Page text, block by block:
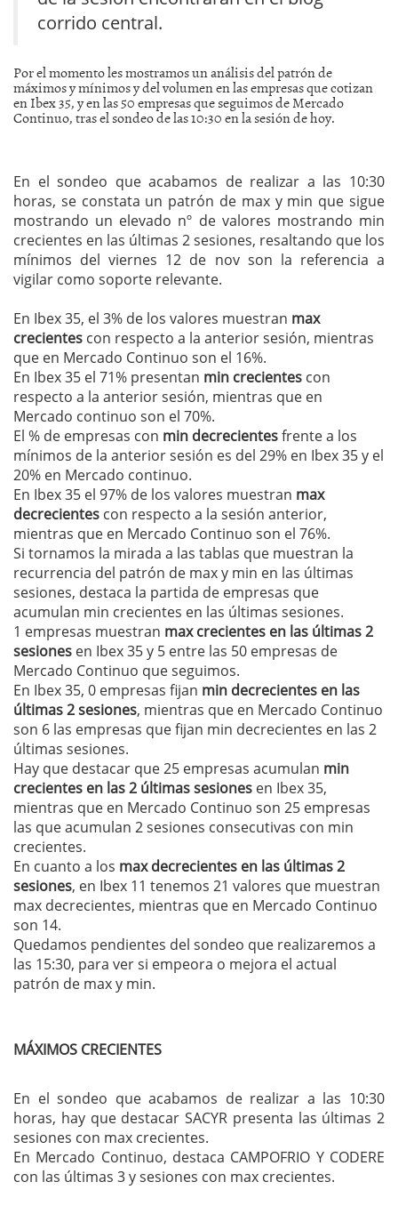
corrido central.
Por el momento les mostramos un análisis del patrón de
máximos y mínimos y del volumen en las empresas que cotizan
en Ibex 35, y en las 50 empresas que seguimos de Mercado
Continuo, tras el sondeo de las 10:30 en la sesión de hoy.
En el sondeo que acabamos de realizar a las 10:30
horas, se constata un patrón de max y min que sigue
mostrando un elevado nº de valores mostrando min
crecientes en las últimas 2 sesiones, resaltando que los
mínimos del viernes 12 de nov son la referencia a
vigilar como soporte relevante.
En Ibex 35, el 3% de los valores muestran max
crecientes con respecto a la anterior sesión, mientras
que en Mercado Continuo son el 16%.
En Ibex 35 el 71% presentan min crecientes con
respecto a la anterior sesión, mientras que en
Mercado continuo son el 70%.
El % de empresas con min decrecientesfrente a los
mínimos de la anterior sesión es del 29% en Ibex 35 y el
20% en Mercado continuo.
En Ibex 35 el 97% de los valores muestran max
decrecientes con respecto a la sesión anterior,
mientras que en Mercado Continuo son el 76%.
Si tornamos la mirada a las tablas que muestran la
recurrencia del patrón de max y min en las últimas
sesiones, destaca la partida de empresas que
acumulan min crecientes en las últimas sesiones.
1 empresas muestran max crecientes en las últimas 2
sesiones en Ibex 35 y 5 entre las 50 empresas de
Mercado Continuo que seguimos.
En Ibex 35, 0 empresas fijan min decrecientes en las
últimas 2 sesiones, mientras que en Mercado Continuo
son 6 las empresas que fijan min decrecientes en las 2
últimas sesiones.
Hay que destacar que 25 empresas acumulan min
crecientes en las 2 últimas sesiones en Ibex 35,
mientras que en Mercado Continuo son 25 empresas
las que acumulan 2 sesiones consecutivas con min
crecientes.
En cuanto a los max decrecientes en las últimas 2
sesiones, en Ibex 11 tenemos 21 valores que muestran
max decrecientes, mientras que en Mercado Continuo
son 14.
Quedamos pendientes del sondeo que realizaremos a
las 15:30, para ver si empeora o mejora el actual
patrón de max y min.
MÁXIMOS CRECIENTES
En el sondeo que acabamos de realizar a las 10:30
horas, hay que destacar SACYR presenta las últimas 2
sesiones con max crecientes.
En Mercado Continuo, destaca CAMPOFRIO Y CODERE
con las últimas 3 y sesiones con max crecientes.